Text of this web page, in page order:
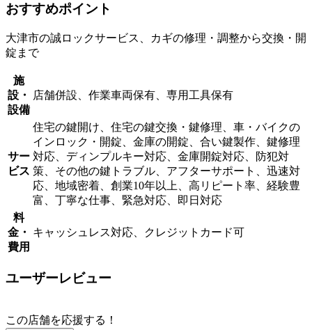
おすすめポイント
大津市の誠ロックサービス、カギの修理・調整から交換・開
錠まで
施
設・
設備
店舗併設、作業車両保有、専用工具保有
サー
ビス
住宅の鍵開け、住宅の鍵交換・鍵修理、車・バイクの
インロック・開錠、金庫の開錠、合い鍵製作、鍵修理
対応、ディンプルキー対応、金庫開錠対応、防犯対
策、その他の鍵トラブル、アフターサポート、迅速対
応、地域密着、創業10年以上、高リピート率、経験豊
富、丁寧な仕事、緊急対応、即日対応
料
金・
費用
キャッシュレス対応、クレジットカード可
ユーザーレビュー
この店舗を応援する！